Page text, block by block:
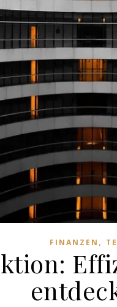
FINANZEN ,